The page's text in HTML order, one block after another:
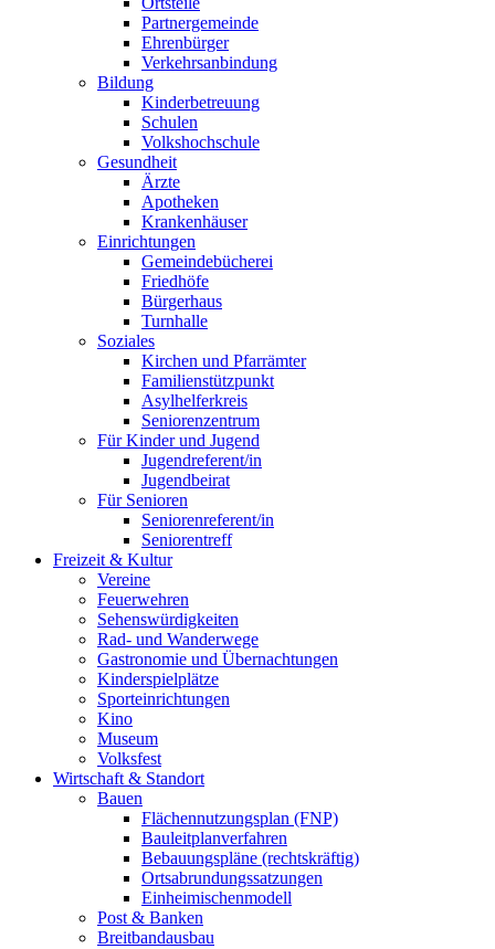
Partnergemeinde
Ehrenbürger
Verkehrsanbindung
Bildung
Kinderbetreuung
Schulen
Volkshochschule
Gesundheit
Ärzte
Apotheken
Krankenhäuser
Einrichtungen
Gemeindebücherei
Friedhöfe
Bürgerhaus
Turnhalle
Soziales
Kirchen und Pfarrämter
Familienstützpunkt
Asylhelferkreis
Seniorenzentrum
Für Kinder und Jugend
Jugendreferent/in
Jugendbeirat
Für Senioren
Seniorenreferent/in
Seniorentreff
Freizeit & Kultur
Vereine
Feuerwehren
Sehenswürdigkeiten
Rad- und Wanderwege
Gastronomie und Übernachtungen
Kinderspielplätze
Sporteinrichtungen
Kino
Museum
Volksfest
Wirtschaft & Standort
Bauen
Flächennutzungsplan (FNP)
Bauleitplanverfahren
Bebauungspläne (rechtskräftig)
Ortsabrundungssatzungen
Einheimischenmodell
Post & Banken
Breitbandausbau